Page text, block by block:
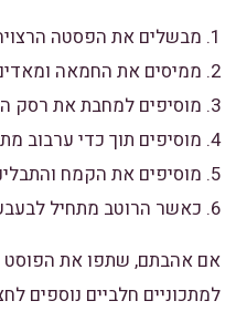
1. מבשלים את הפסטה הרצויה במים רותחים עם מעט מלח לפי הוראות היצרן המופיעות על האריזה ומסננים.
2. ממיסים את החמאה ומאדים את שיני השום.
3. מוסיפים למחבת את רסק העגבניות.
4. מוסיפים תוך כדי ערבוב מתמיד את השמנת המתוקה.
5. מוסיפים את הקמח והתבלינים ומערבבים היטב על מנת למנוע היווצרות של גושים.
6. כאשר הרוטב מתחיל לבעבע,מוסיפים את הפסטה שבישלנו ומערבבים היטב.
אם אהבתם, שתפו את הפוסט
למתכוניים חלביים נוספים